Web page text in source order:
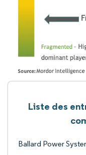
Liste des
Ballard Power